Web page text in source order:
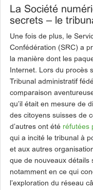
La Société
secrets – le
Une fois de plus, le
Confédération (SRC) a
la manière dont les
Internet. Lors du procès
Tribunal administratif
comparaison
qu’il était en mesure de
des citoyens suisses de
d’autres ont été réfutées
qui a incité le tribunal à
et aux autres
que de nouveaux détails
notamment en ce qui
l’exploration du réseau